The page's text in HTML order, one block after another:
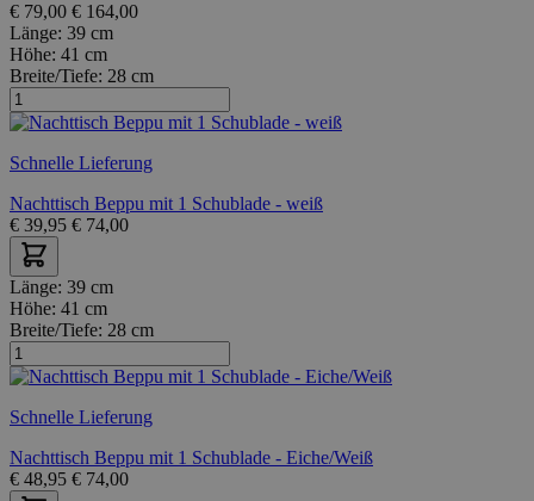
€ 79,00 € 164,00
Länge: 39 cm
Höhe: 41 cm
Breite/Tiefe: 28 cm
Schnelle Lieferung
Nachttisch Beppu mit 1 Schublade - weiß
€ 39,95 € 74,00
Länge: 39 cm
Höhe: 41 cm
Breite/Tiefe: 28 cm
Schnelle Lieferung
Nachttisch Beppu mit 1 Schublade - Eiche/Weiß
€ 48,95 € 74,00